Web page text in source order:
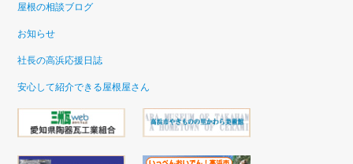
屋根の相談ブログ
お知らせ
社長の高浜応援日誌
安心して紹介できる屋根屋さん